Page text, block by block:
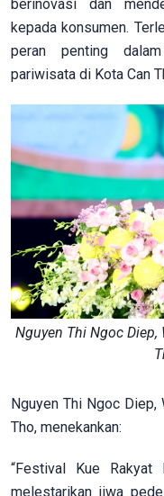
berinovasi dan
kepada konsumen.
peran penting dalam
pariwisata di Kota Can
Nguyen Thi Ngoc Diep,
Nguyen Thi Ngoc Diep,
Tho, menekankan:
“Festival Kue
melestarikan jiwa